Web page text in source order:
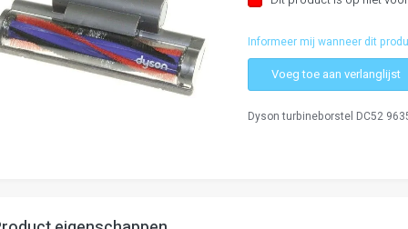
Informeer mij wanneer dit
Voeg toe aan verlanglijst
Dyson turbineborstel DC52
afbeeldingen-